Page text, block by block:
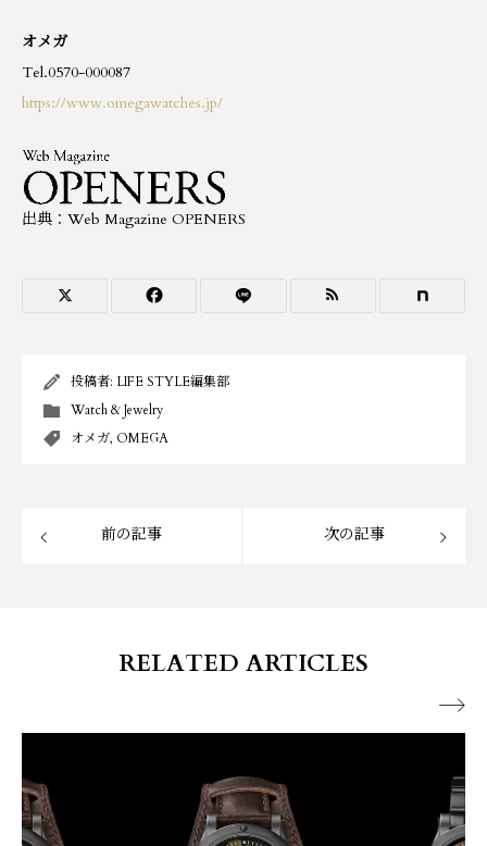
オメガ
Tel.0570-000087
https://www.omegawatches.jp/
出典：Web Magazine OPENERS
投稿者: LIFE STYLE編集部
Watch & Jewelry
オメガ, OMEGA
前の記事 次の記事
RELATED ARTICLES
